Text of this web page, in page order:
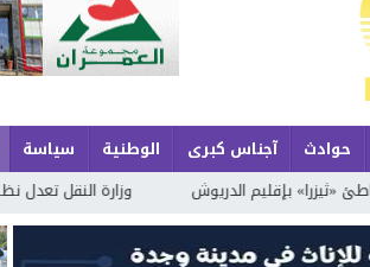
حوادث آجناس كبرى الوطنية سياسة
الدريوش وزارة النقل تعدل نظام ترقيم